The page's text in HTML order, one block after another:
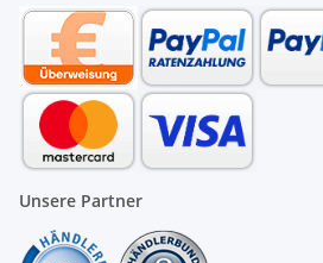
Unsere Partner